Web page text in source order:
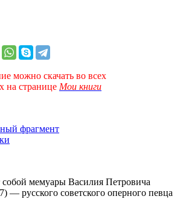
можно скачать во всех
на странице Мои книги
фрагмент
собой мемуары Василия Петровича
— русского советского оперного певца